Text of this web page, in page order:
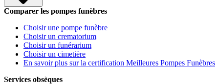
Comparer les pompes funèbres
Choisir une pompe funèbre
Choisir un crematorium
Choisir un funérarium
Choisir un cimetière
En savoir plus sur la certification Meilleures Pompes Funèbres
Services obsèques